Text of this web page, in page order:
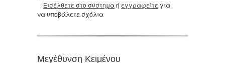
Εισέλθετε στο σύστημαή εγγραφείτε για
να υποβάλετε σχόλια
Μεγέθυνση Κειμένου